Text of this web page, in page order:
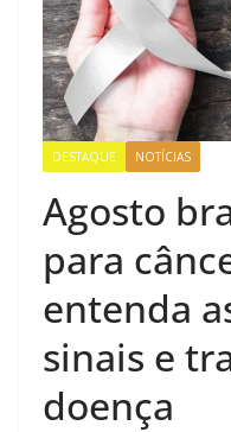
DESTAQUE NOTÍCIAS
Agosto
para
entenda
sinais e
doença